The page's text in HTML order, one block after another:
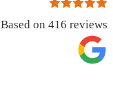
Based on 416 reviews